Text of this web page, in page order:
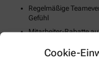
Cookie-
Regelmäßige
Gefühl
Mitarbeiter-Rabatte
Unterstützung bei